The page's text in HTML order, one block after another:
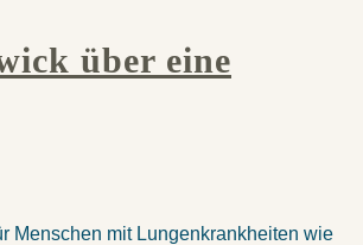
über eine
Menschen mit Lungenkrankheiten wie